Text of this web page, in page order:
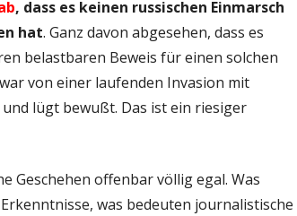
, dass es keinen russischen Einmarsch
hat. Ganz davon abgesehen, dass es
belastbaren Beweis für einen solchen
von einer laufenden Invasion mit
lügt bewußt. Das ist ein riesiger
Geschehen offenbar völlig egal. Was
was bedeuten journalistische